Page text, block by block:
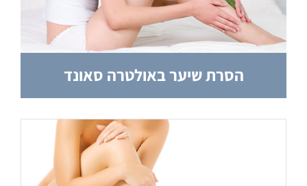
הסרת שיער באולטרה סאונד